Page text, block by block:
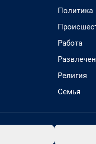
Политика
Работа
Религия
Семья